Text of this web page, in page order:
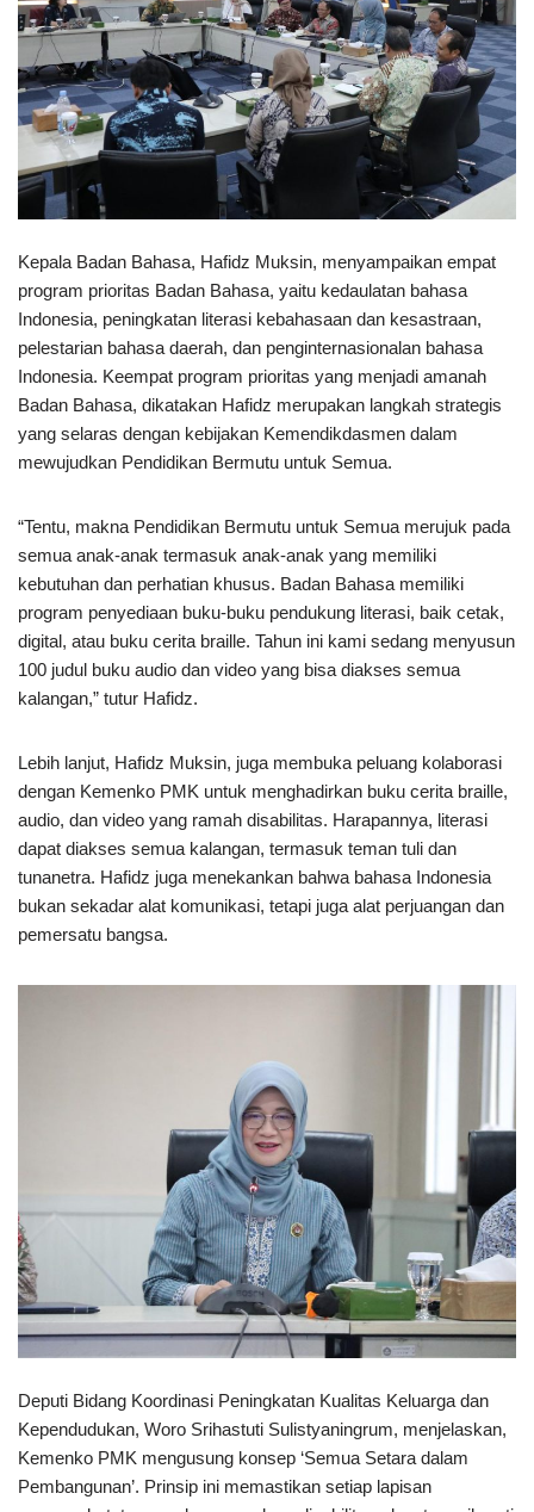
Kepala Badan Bahasa, Hafidz Muksin, menyampaikan empat
program prioritas Badan Bahasa, yaitu kedaulatan bahasa
Indonesia, peningkatan literasi kebahasaan dan kesastraan,
pelestarian bahasa daerah, dan penginternasionalan bahasa
Indonesia. Keempat program prioritas yang menjadi amanah
Badan Bahasa, dikatakan Hafidz merupakan langkah strategis
yang selaras dengan kebijakan Kemendikdasmen dalam
mewujudkan Pendidikan Bermutu untuk Semua.
“Tentu, makna Pendidikan Bermutu untuk Semua merujuk pada
semua anak-anak termasuk anak-anak yang memiliki
kebutuhan dan perhatian khusus. Badan Bahasa memiliki
program penyediaan buku-buku pendukung literasi, baik cetak,
digital, atau buku cerita braille. Tahun ini kami sedang menyusun
100 judul buku audio dan video yang bisa diakses semua
kalangan,” tutur Hafidz.
Lebih lanjut, Hafidz Muksin, juga membuka peluang kolaborasi
dengan Kemenko PMK untuk menghadirkan buku cerita braille,
audio, dan video yang ramah disabilitas. Harapannya, literasi
dapat diakses semua kalangan, termasuk teman tuli dan
tunanetra. Hafidz juga menekankan bahwa bahasa Indonesia
bukan sekadar alat komunikasi, tetapi juga alat perjuangan dan
pemersatu bangsa.
Deputi Bidang Koordinasi Peningkatan Kualitas Keluarga dan
Kependudukan, Woro Srihastuti Sulistyaningrum, menjelaskan,
Kemenko PMK mengusung konsep ‘Semua Setara dalam
Pembangunan’. Prinsip ini memastikan setiap lapisan